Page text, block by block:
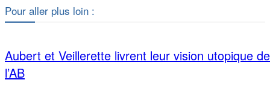
Pour aller plus loin :
Aubert et Veillerette livrent leur vision utopique de
l’AB